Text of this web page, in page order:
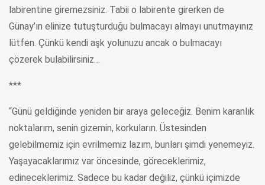
labirentine giremezsiniz. Tabii o labirente girerken de
Günay’ın elinize tutuşturduğu bulmacayı almayı unutmayınız
lütfen. Çünkü kendi aşk yolunuzu ancak o bulmacayı
çözerek bulabilirsiniz…
***
“Günü geldiğinde yeniden bir araya geleceğiz. Benim karanlık
noktalarım, senin gizemin, korkuların. Üstesinden
gelebilmemiz için evrilmemiz lazım, bunları şimdi yenemeyiz.
Yaşayacaklarımız var öncesinde, göreceklerimiz,
edineceklerimiz. Sadece bu kadar değiliz, çünkü içimizde